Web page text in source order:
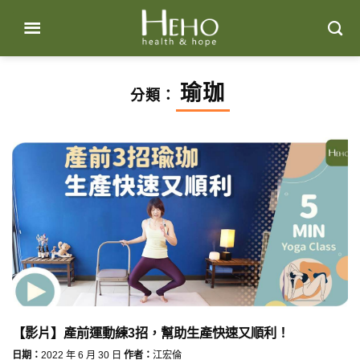
content
分類： 瑜珈
【影片】產前運動練3招，幫助生產快速又順利！
日期： 2022 年 6 月 30 日 作者： 江宏倫